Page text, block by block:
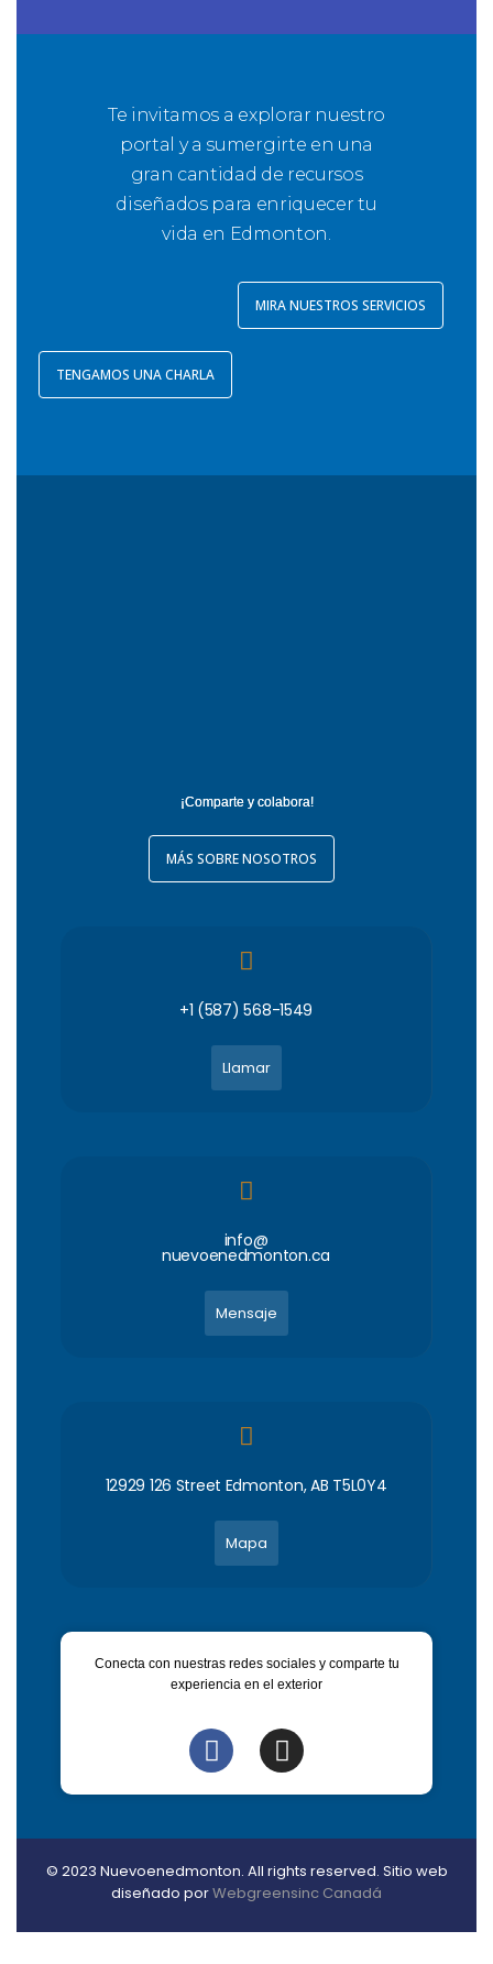
Te invitamos a explorar nuestro
portal y a sumergirte en una
gran cantidad de recursos
diseñados para enriquecer tu
vida en Edmonton.
MIRA NUESTROS SERVICIOS
TENGAMOS UNA CHARLA
¡Comparte y colabora!
MÁS SOBRE NOSOTROS
+1 (587) 568-1549
Llamar
info@
nuevoenedmonton.ca
Mensaje
12929 126 Street Edmonton, AB T5L0Y4
Mapa
Conecta con nuestras redes sociales y comparte tu
experiencia en el exterior
© 2023 Nuevoenedmonton. All rights reserved. Sitio web
diseñado porWebgreensinc Canadá